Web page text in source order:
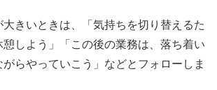
大きいときは、「気持ちを切り替えるた
しよう」「この後の業務は、落ち着い
らやっていこう」などとフォローしま